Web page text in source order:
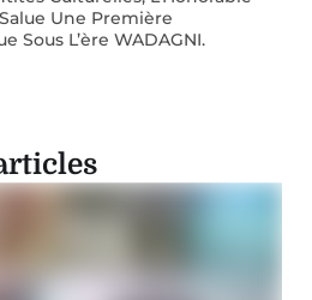
Une Première
Sous L’ère WADAGNI.